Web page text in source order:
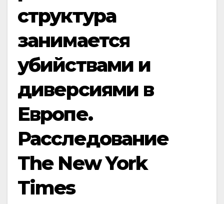
структура
занимается
убийствами и
диверсиями в
Европе.
Расследование
The New York
Times